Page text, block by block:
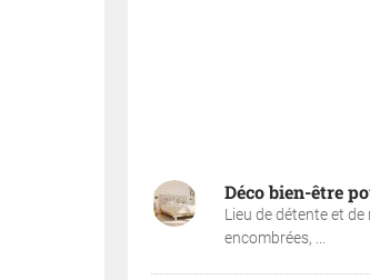
Déco bien-être
Lieu de détente et
encombrées, ...